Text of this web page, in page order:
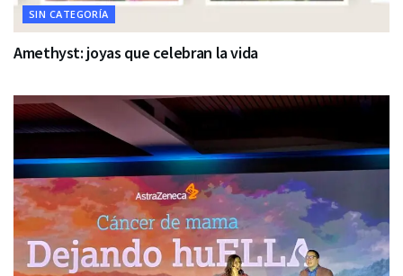
SIN CATEGORÍA
Amethyst: joyas que celebran la vida